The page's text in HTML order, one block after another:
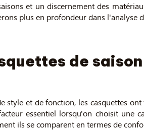
et un discernement des
plus en profondeur dans
de
et de fonction, les casquettes
essentiel lorsqu'on choisit une
ils se comparent en termes de